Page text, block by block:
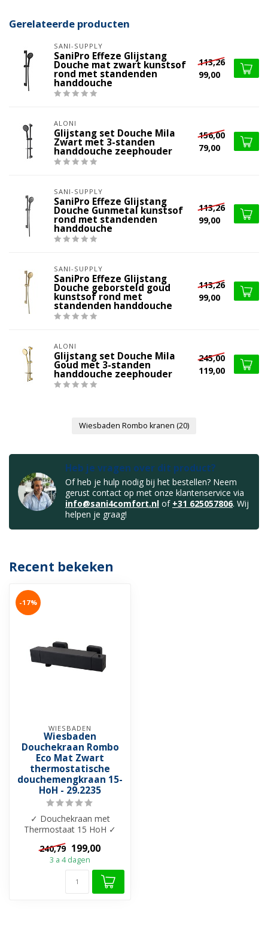
Gerelateerde producten
SANI-SUPPLY
SaniPro Effeze Glijstang
Douche mat zwart kunstsof
rond met standenden
handdouche
113,26
99,00
ALONI
Glijstang set Douche Mila
Zwart met 3-standen
handdouche zeephouder
156,00
79,00
SANI-SUPPLY
SaniPro Effeze Glijstang
Douche Gunmetal kunstsof
rond met standenden
handdouche
113,26
99,00
SANI-SUPPLY
SaniPro Effeze Glijstang
Douche geborsteld goud
kunstsof rond met
standenden handdouche
113,26
99,00
ALONI
Glijstang set Douche Mila
Goud met 3-standen
handdouche zeephouder
245,00
119,00
Wiesbaden Rombo kranen (20)
Heb je vragen over dit product?
Of heb je hulp nodig bij het bestellen? Neem
gerust contact op met onze klantenservice via
info@sani4comfort.nl of +31 625057806. Wij
helpen je graag!
Recent bekeken
-17%
WIESBADEN
Wiesbaden
Douchekraan Rombo
Eco Mat Zwart
thermostatische
douchemengkraan 15-
HoH - 29.2235
✓ Douchekraan met
Thermostaat 15 HoH ✓
Vierkant model ✓
Beschikbaar in 2 kleuren...
240,79 199,00
3 a 4 dagen